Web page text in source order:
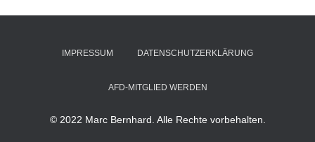
IMPRESSUM DATENSCHUTZERKLÄRUNG
AFD-MITGLIED WERDEN
© 2022 Marc Bernhard. Alle Rechte vorbehalten.